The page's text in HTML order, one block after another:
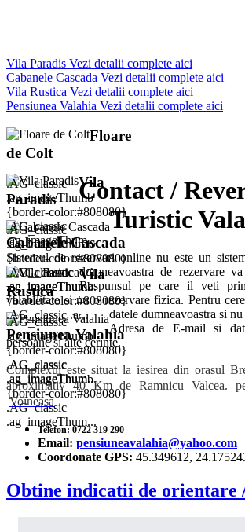
Cabanele Cascada Vezi detalii complete aici
Vila Rustica Vezi detalii complete aici
Pensiunea Valahia Vezi detalii complete aici
de Colt
.ag_imageThumb
{border-color:#808080}
.AG_classic
.ag_imageThum...
Paradis
.AG_classic
.ag_imageThumb
{border-color:#808080}
.AG_classic
.ag_imageThum...
Cabanele Cascada
.AG_classic
.ag_imageThumb
{border-color:#808080}
.AG_classic .a...
Vila
Rustica
.AG_classic
.ag_imageThumb
{border-color:#808080}
.AG_classic
.ag_imageThum...
Pensiunea Valahia
.AG_classic
.ag_imageThumb
{border-color:#808080}
.AG_classic
.ag_imageThum...
Contact /
Turistic
Sistemul de rezervari online nu este un
dumneavoastra de rezervare
Raspunsul pe care il veti
valabilitate si nu o rezervare fizica. Pentru
datele dumneavoastra si
Adresa de E-mail si
persoane si alte cerinte.
Complexul este situat la iesirea din orasul
aproximativ 40 Km de Ramnicu Valcea.
Voineasa
Telefon:
Email:pensiuneavalahia@yahoo.com
Coordonate GPS:45.349612, 24.175243